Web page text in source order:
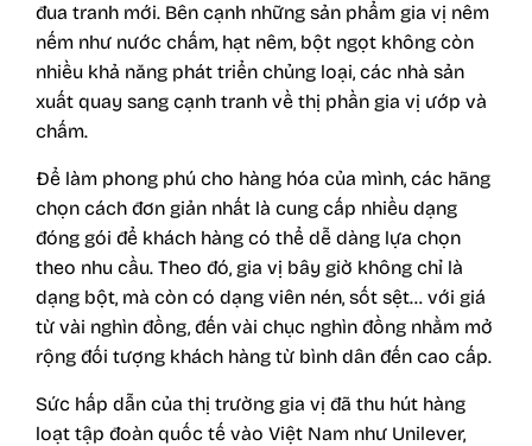
đua tranh mới. Bên cạnh những sản phẩm gia vị nêm
nếm như nước chấm, hạt nêm, bột ngọt không còn
nhiều khả năng phát triển chủng loại, các nhà sản
xuất quay sang cạnh tranh về thị phần gia vị ướp và
chấm.
Để làm phong phú cho hàng hóa của mình, các hãng
chọn cách đơn giản nhất là cung cấp nhiều dạng
đóng gói để khách hàng có thể dễ dàng lựa chọn
theo nhu cầu. Theo đó, gia vị bây giờ không chỉ là
dạng bột, mà còn có dạng viên nén, sốt sệt… với giá
từ vài nghìn đồng, đến vài chục nghìn đồng nhằm mở
rộng đối tượng khách hàng từ bình dân đến cao cấp.
Sức hấp dẫn của thị trường gia vị đã thu hút hàng
loạt tập đoàn quốc tế vào Việt Nam như Unilever,